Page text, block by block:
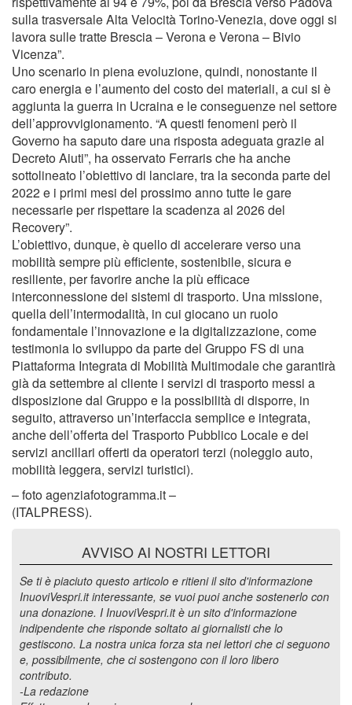
sulla trasversale Alta Velocità Torino-Venezia, dove oggi si
lavora sulle tratte Brescia – Verona e Verona – Bivio
Vicenza”.
Uno scenario in piena evoluzione, quindi, nonostante il
caro energia e l’aumento del costo dei materiali, a cui si è
aggiunta la guerra in Ucraina e le conseguenze nel settore
dell’approvvigionamento. “A questi fenomeni però il
Governo ha saputo dare una risposta adeguata grazie al
Decreto Aiuti”, ha osservato Ferraris che ha anche
sottolineato l’obiettivo di lanciare, tra la seconda parte del
2022 e i primi mesi del prossimo anno tutte le gare
necessarie per rispettare la scadenza al 2026 del
Recovery”.
L’obiettivo, dunque, è quello di accelerare verso una
mobilità sempre più efficiente, sostenibile, sicura e
resiliente, per favorire anche la più efficace
interconnessione dei sistemi di trasporto. Una missione,
quella dell’intermodalità, in cui giocano un ruolo
fondamentale l’innovazione e la digitalizzazione, come
testimonia lo sviluppo da parte del Gruppo FS di una
Piattaforma Integrata di Mobilità Multimodale che garantirà
già da settembre al cliente i servizi di trasporto messi a
disposizione dal Gruppo e la possibilità di disporre, in
seguito, attraverso un’interfaccia semplice e integrata,
anche dell’offerta del Trasporto Pubblico Locale e dei
servizi ancillari offerti da operatori terzi (noleggio auto,
mobilità leggera, servizi turistici).
– foto agenziafotogramma.it –
(ITALPRESS).
AVVISO AI NOSTRI LETTORI
Se ti è piaciuto questo articolo e ritieni il sito d'informazione
InuoviVespri.it interessante, se vuoi puoi anche sostenerlo con
una donazione. I InuoviVespri.it è un sito d'informazione
indipendente che risponde soltato ai giornalisti che lo
gestiscono. La nostra unica forza sta nei lettori che ci seguono
e, possibilmente, che ci sostengono con il loro libero
contributo.
-La redazione